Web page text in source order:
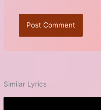
Similar Lyrics